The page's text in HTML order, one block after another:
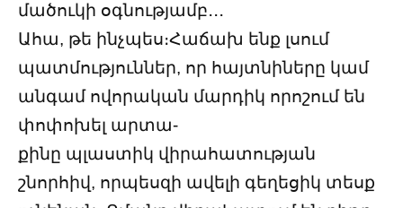
մածուկի օգնությամբ․․․
Ահա, թե ինչպես։Հաճախ ենք լսում
պատմություններ, որ հայտնիները կամ
անգամ ովորական մարդիկ որոշում են
փոփոխել արտա-
քինը պլաստիկ վիրահատության
շնորհիվ, որպեսզի ավելի գեղեցիկ տեսք